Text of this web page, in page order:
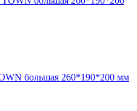
большая 260*190*200 мм